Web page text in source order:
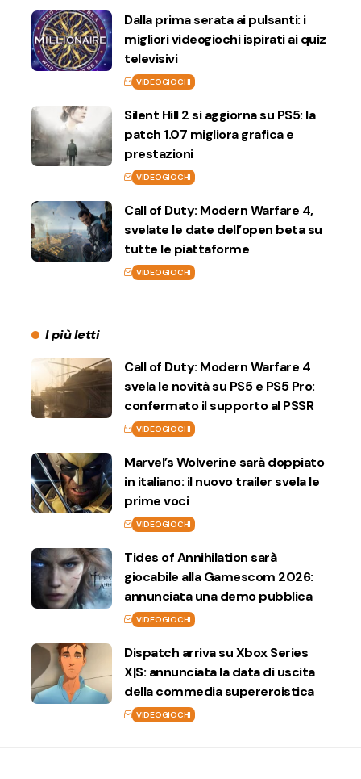
Dalla prima serata ai pulsanti: i
migliori videogiochi ispirati ai quiz
televisivi
VIDEOGIOCHI
Silent Hill 2 si aggiorna su PS5: la
patch 1.07 migliora grafica e
prestazioni
VIDEOGIOCHI
Call of Duty: Modern Warfare 4,
svelate le date dell’open beta su
tutte le piattaforme
VIDEOGIOCHI
I più letti
Call of Duty: Modern Warfare 4
svela le novità su PS5 e PS5 Pro:
confermato il supporto al PSSR
VIDEOGIOCHI
Marvel’s Wolverine sarà doppiato
in italiano: il nuovo trailer svela le
prime voci
VIDEOGIOCHI
Tides of Annihilation sarà
giocabile alla Gamescom 2026:
annunciata una demo pubblica
VIDEOGIOCHI
Dispatch arriva su Xbox Series
X|S: annunciata la data di uscita
della commedia supereroistica
VIDEOGIOCHI